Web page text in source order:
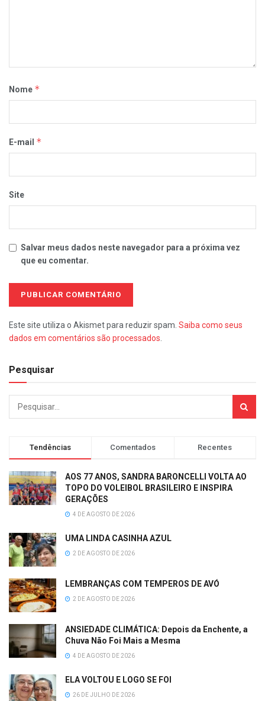
Nome *
E-mail *
Site
Salvar meus dados neste navegador para a próxima vez
que eu comentar.
Este site utiliza o Akismet para reduzir spam. Saiba como seus
dados em comentários são processados
Pesquisar
Tendências Comentados Recentes
AOS 77 ANOS, SANDRA BARONCELLI VOLTA AO
TOPO DO VOLEIBOL BRASILEIRO E INSPIRA
GERAÇÕES
4 DE AGOSTO DE 2026
UMA LINDA CASINHA AZUL
2 DE AGOSTO DE 2026
LEMBRANÇAS COM TEMPEROS DE AVÓ
2 DE AGOSTO DE 2026
ANSIEDADE CLIMÁTICA: Depois da Enchente, a
Chuva Não Foi Mais a Mesma
4 DE AGOSTO DE 2026
ELA VOLTOU E LOGO SE FOI
26 DE JULHO DE 2026